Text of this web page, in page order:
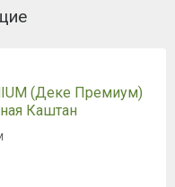
(Деке Премиум)
Каштан